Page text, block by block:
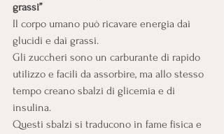
grassi”
Il corpo umano può ricavare energia dai
glucidi e dai grassi.
Gli zuccheri sono un carburante di rapido
utilizzo e facili da assorbire, ma allo stesso
tempo creano sbalzi di glicemia e di
insulina.
Questi sbalzi si traducono in fame fisica e